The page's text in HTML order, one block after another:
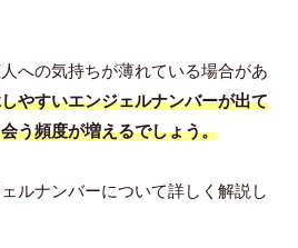
への気持ちが薄れている場合があ
やすいエンジェルナンバーが出て
う頻度が増えるでしょう。
ルナンバーについて詳しく解説し